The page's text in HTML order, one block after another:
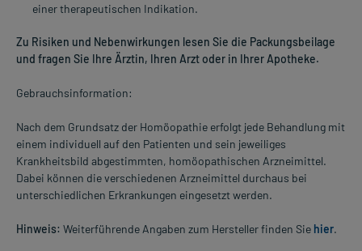
einer therapeutischen Indikation.
Zu Risiken und Nebenwirkungen lesen Sie die Packungsbeilage
und fragen Sie Ihre Ärztin, Ihren Arzt oder in Ihrer Apotheke.
Gebrauchsinformation:
Nach dem Grundsatz der Homöopathie erfolgt jede Behandlung mit
einem individuell auf den Patienten und sein jeweiliges
Krankheitsbild abgestimmten, homöopathischen Arzneimittel.
Dabei können die verschiedenen Arzneimittel durchaus bei
unterschiedlichen Erkrankungen eingesetzt werden.
Hinweis: Weiterführende Angaben zum Hersteller finden Sie hier.